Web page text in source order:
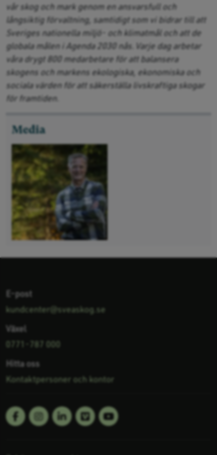
vår skog och mark genom en ansvarsfull och
långsiktig förvaltning, samtidigt som vi bidrar till att
Sveriges nationella miljö- och klimatmål och att de
globala målen i Agenda 2030 nås. Varje dag arbetar
våra drygt 800 medarbetare för att balansera
skogens och markens ekologiska, ekonomiska och
sociala värden för att säkerställa livskraftiga skogar
för framtiden.
Media
E-post
kundcenter@sveaskog.se
Växel
0771-787 000
Hitta oss
Kontaktpersoner och kontor
Följ oss på:
Facebook LinkedinVimeoYoutube